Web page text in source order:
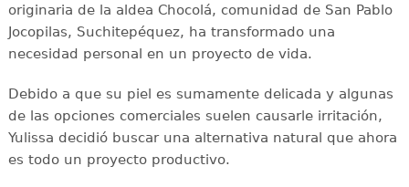
originaria de la aldea Chocolá, comunidad de San Pablo
Jocopilas, Suchitepéquez, ha transformado una
necesidad personal en un proyecto de vida.
Debido a que su piel es sumamente delicada y algunas
de las opciones comerciales suelen causarle irritación,
Yulissa decidió buscar una alternativa natural que ahora
es todo un proyecto productivo.